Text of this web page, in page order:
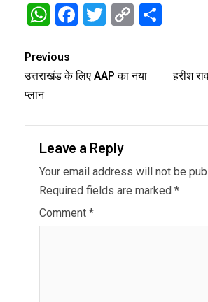
WhatsApp
Facebook
Twitter
Copy
Previous
उत्तराखंड के लिए AAP का नया
प्लान
हरीश
Leave a Reply
Your email address will not be
Required fields are marked *
Comment *